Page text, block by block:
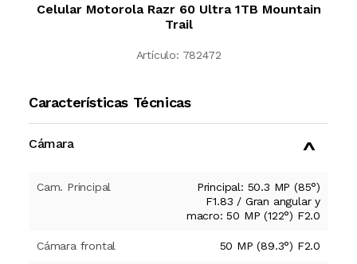
Celular Motorola Razr 60 Ultra 1TB Mountain
Trail
Artículo: 782472
Características Técnicas
Cámara
Cam. Principal
Principal: 50.3 MP (85°)
F1.83 / Gran angular y
macro: 50 MP (122°) F2.0
Cámara frontal 50 MP (89.3°) F2.0